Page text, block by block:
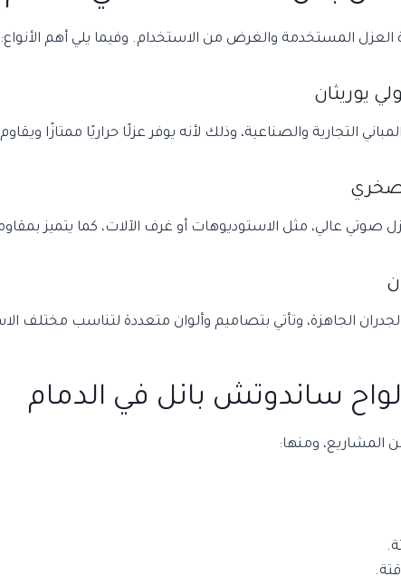
المستخدمة والغرض من الاستخدام. وفيما يلي أهم الأنواع:
يوريثان
التجارية والصناعية، وذلك لأنه يوفر عزلًا حراريًا ممتازًا ويقاوم
صوتي عالي، مثل الاستوديوهات أو غرف الآلات، كما يتميز
الجاهزة، وتأتي بتصاميم وألوان متعددة لتناسب مختلف
ساندوتش بانل في الدمام
المشاريع، ومنها: